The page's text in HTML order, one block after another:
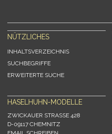
NÜTZLICHES
INHALTSVERZEICHNIS
SUCHBEGRIFFE
ERWEITERTE SUCHE
HASELHUHN-MODELLE
ZWICKAUER STRASSE 428
D-09117 CHEMNITZ